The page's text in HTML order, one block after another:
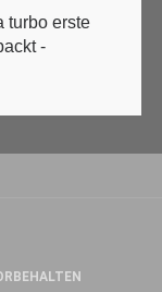
turbo erste
-